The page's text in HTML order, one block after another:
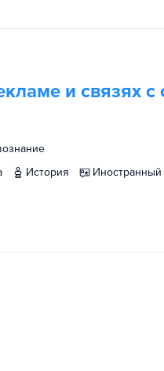
и связях с
история